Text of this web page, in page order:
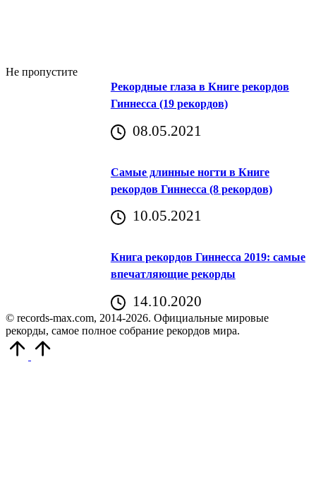
Не пропустите
Рекордные глаза в Книге рекордов
Гиннесса (19 рекордов)
08.05.2021
Самые длинные ногти в Книге
рекордов Гиннесса (8 рекордов)
10.05.2021
Книга рекордов Гиннесса 2019: самые
впечатляющие рекорды
14.10.2020
© records-max.com, 2014-2026. Официальные мировые
рекорды, самое полное собрание рекордов мира.